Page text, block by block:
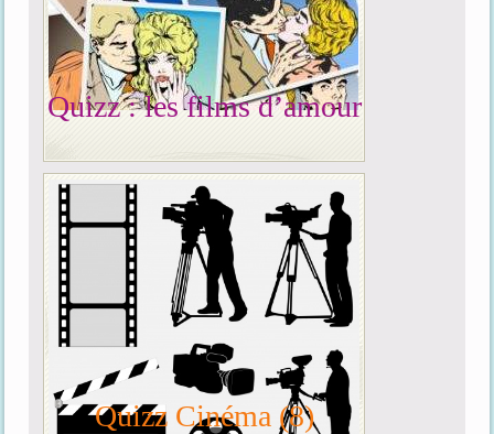
Quizz : les films d’amour
Quizz Cinéma (8)